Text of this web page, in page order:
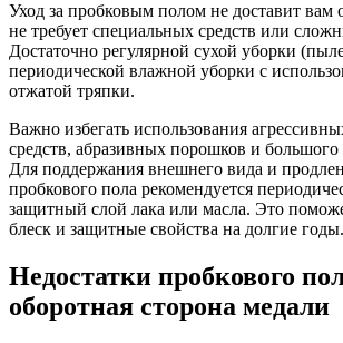
Уход за пробковым полом не доставит вам
не требует специальных средств или
Достаточно регулярной сухой уборки
периодической влажной уборки с
отжатой тряпки.
Важно избегать использования
средств, абразивных порошков и большого
Для поддержания внешнего вида и
пробкового пола рекомендуется
защитный слой лака или масла. Это
блеск и защитные свойства на долгие годы.
Недостатки пробкового
оборотная сторона медали